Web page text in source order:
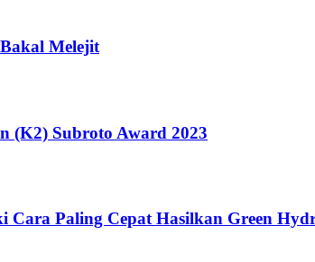
Melejit
(K2) Subroto Award 2023
Paling Cepat Hasilkan Green